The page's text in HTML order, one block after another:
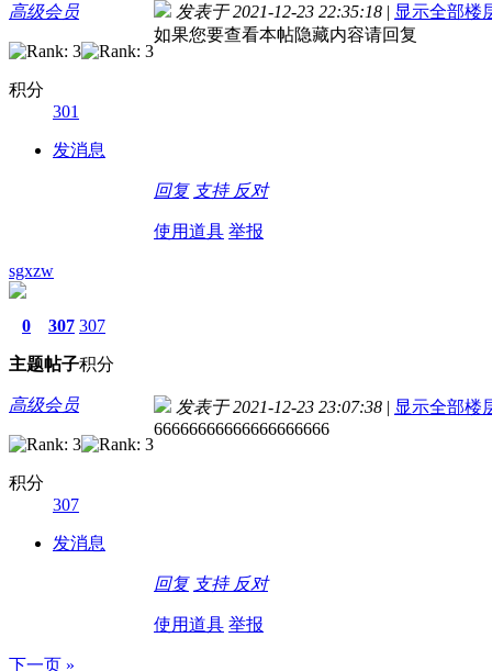
高级会员
积分
301
发消息
发表于 2021-12-23 22:35:18 | 显示全部楼
如果您要查看本帖隐藏内容请回复
回复 支持 反对
使用道具 举报
sgxzw
0
主题
307
帖子
307
积分
高级会员
积分
307
发消息
发表于 2021-12-23 23:07:38 | 显示全部楼
66666666666666666666
回复 支持 反对
使用道具 举报
下一页 »